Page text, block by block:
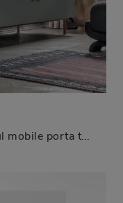
Clicca e ottieni informazioni sul mobile porta tv TIME UNIT TI 107 di Tomasella: realizzato in melaminico, è la scelta ideale per spazi moderni.